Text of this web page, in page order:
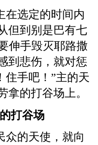
在选定的时间内
但到别是巴有七
伸手毁灭耶路撒
到悲伤，就对惩
住手吧！”主的天
拿的打谷场上。
打谷场
众的天使，就向